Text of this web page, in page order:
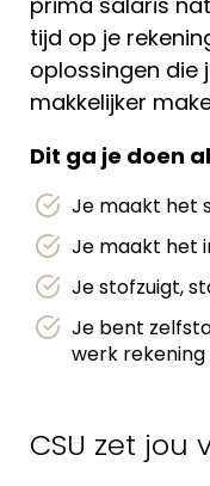
tijd op je
oplossingen die
makkelijker
Dit ga je doen
Je maakt het
Je maakt het
Je stofzuigt,
Je bent
werk
CSU zet jou